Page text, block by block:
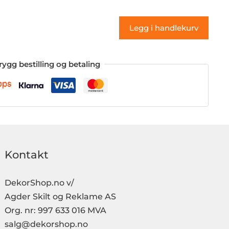
antall
Legg i handlekurv
bestilling og betaling
Kontakt
DekorShop.no v/
Agder Skilt og Reklame AS
Org. nr: 997 633 016 MVA
salg@dekorshop.no